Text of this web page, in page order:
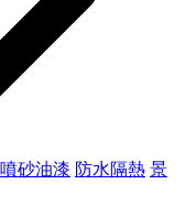
噴砂油漆 防水隔熱 景